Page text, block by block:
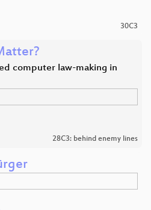
30C3
computer law-making in
28C3: behind enemy lines